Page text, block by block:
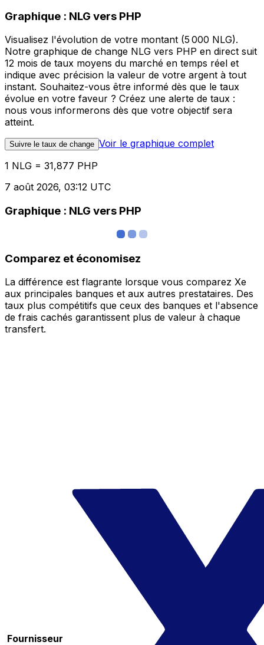
Graphique : NLG vers PHP
Visualisez l'évolution de votre montant (5 000 NLG).
Notre graphique de change NLG vers PHP en direct suit
12 mois de taux moyens du marché en temps réel et
indique avec précision la valeur de votre argent à tout
instant. Souhaitez-vous être informé dès que le taux
évolue en votre faveur ? Créez une alerte de taux :
nous vous informerons dès que votre objectif sera
atteint.
Suivre le taux de change Voir le graphique complet
1 NLG = 31,877 PHP
7 août 2026, 03:12 UTC
Graphique : NLG vers PHP
Comparez et économisez
La différence est flagrante lorsque vous comparez Xe
aux principales banques et aux autres prestataires. Des
taux plus compétitifs que ceux des banques et l'absence
de frais cachés garantissent plus de valeur à chaque
transfert.
Fournisseur